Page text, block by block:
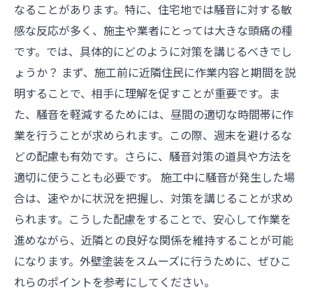
なることがあります。特に、住宅地では騒音に対する敏
感な反応が多く、施主や業者にとっては大きな頭痛の種
です。では、具体的にどのように対策を講じるべきでし
ょうか？ まず、施工前に近隣住民に作業内容と期間を説
明することで、相手に理解を促すことが重要です。ま
た、騒音を軽減するためには、昼間の適切な時間帯に作
業を行うことが求められます。この際、週末を避けるな
どの配慮も有効です。さらに、騒音対策の道具や方法を
適切に使うことも必要です。 施工中に騒音が発生した場
合は、速やかに状況を把握し、対策を講じることが求め
られます。こうした配慮をすることで、安心して作業を
進めながら、近隣との良好な関係を維持することが可能
になります。外壁塗装をスムーズに行うために、ぜひこ
れらのポイントを参考にしてください。